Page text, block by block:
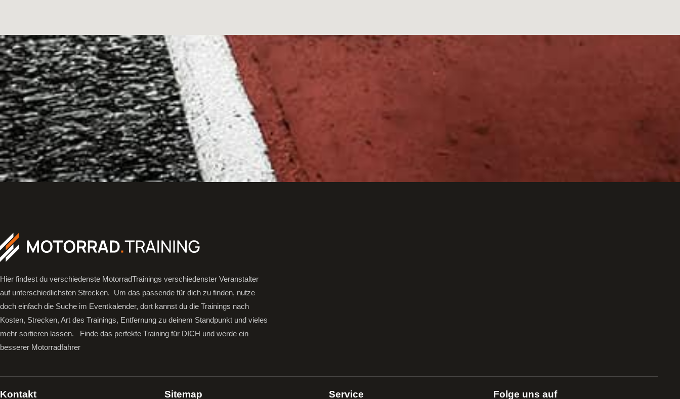
Hier findest du verschiedenste MotorradTrainings verschiedenster Veranstalter
auf unterschiedlichsten Strecken. Um das passende für dich zu finden, nutze
doch einfach die Suche im Eventkalender, dort kannst du die Trainings nach
Kosten, Strecken, Art des Trainings, Entfernung zu deinem Standpunkt und vieles
mehr sortieren lassen. Finde das perfekte Training für DICH und werde ein
besserer Motorradfahrer
Kontakt Sitemap Service Folge uns auf